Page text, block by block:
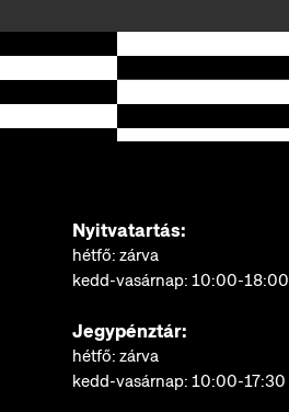
Nyitvatartás:
hétfő: zárva
kedd-vasárnap: 10:00-18:00
Jegypénztár:
hétfő: zárva
kedd-vasárnap: 10:00-17:30